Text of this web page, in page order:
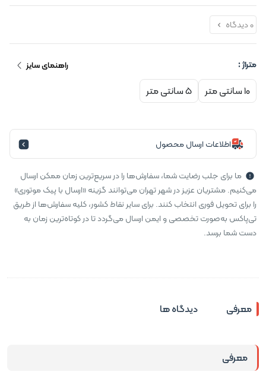
0 دیدگاه
متراژ : راهنمای سایز
10 سانتی متر 5 سانتی متر
اطلاعات ارسال محصول
ما برای جلب رضایت شما، سفارش‌ها را در سریع‌ترین زمان ممکن ارسال
می‌کنیم. مشتریان عزیز در شهر تهران می‌توانند گزینه «ارسال با پیک موتوری»
را برای تحویل فوری انتخاب کنند. برای سایر نقاط کشور، کلیه سفارش‌ها از طریق
تی‌پاکس به‌صورت تخصصی و ایمن ارسال می‌گردد تا در کوتاه‌ترین زمان به
دست شما برسد.
معرفی دیدگاه ها
معرفی